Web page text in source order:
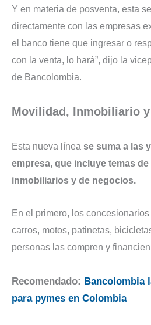
Y en materia de posventa, esta
directamente con las empresas
el banco tiene que ingresar o
con la venta, lo hará”, dijo la
de Bancolombia.
Movilidad, Inmobiliario
Esta nueva línea se suma a las
empresa, que incluye temas
inmobiliarios y de negocios.
En el primero, los
carros, motos, patinetas,
personas las compren y
Recomendado: Bancolombia
para pymes en Colombia